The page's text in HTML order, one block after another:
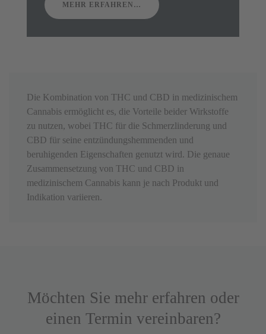
MEHR ERFAHREN…
Die Kombination von THC und CBD in medizinischem
Cannabis ermöglicht es, die Vorteile beider Wirkstoffe
zu nutzen, wobei THC für die Schmerzlinderung und
CBD für seine entzündungshemmenden und
beruhigenden Eigenschaften genutzt wird. Die genaue
Zusammensetzung von THC und CBD in
medizinischem Cannabis kann je nach Produkt und
Indikation variieren.
Möchten Sie mehr erfahren oder
einen Termin vereinbaren?